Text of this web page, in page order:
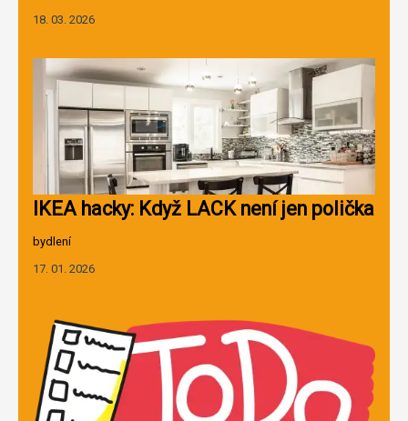
18. 03. 2026
IKEA hacky: Když LACK není jen polička
bydlení
17. 01. 2026